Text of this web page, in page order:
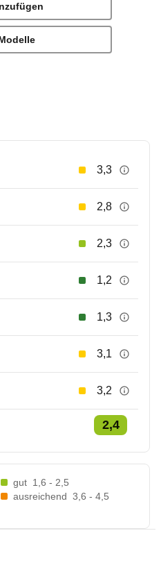
3,3
2,8
2,3
1,2
1,3
3,1
3,2
2,4
gut 1,6 - 2,5
ausreichend 3,6 - 4,5